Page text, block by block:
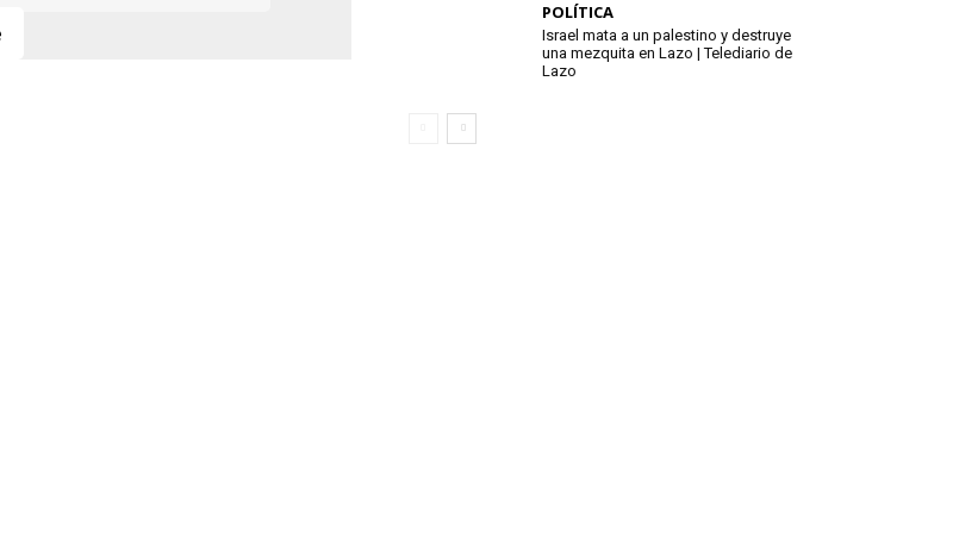
POLÍTICA
Israel mata a un palestino y destruye
una mezquita en Lazo | Telediario de
Lazo